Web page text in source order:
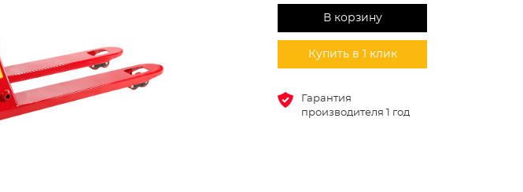
В корзину
Купить в 1 клик
Гарантия
производителя 1 год